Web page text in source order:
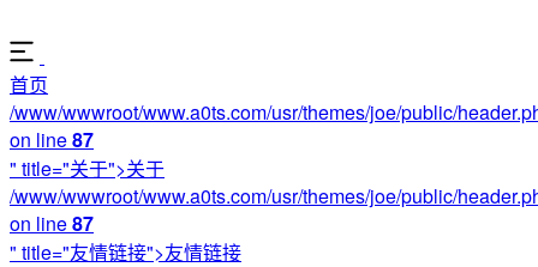
首页
/www/wwwroot/www.a0ts.com/usr/themes/joe/public/
on line87
" title="关于">关于
/www/wwwroot/www.a0ts.com/usr/themes/joe/public/
on line87
" title="友情链接">友情链接